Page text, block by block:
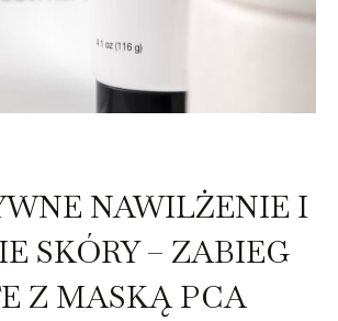
NAWILŻENIE I
SKÓRY – ZABIEG
Z MASKĄ PCA